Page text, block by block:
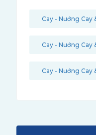
Cay - Nướng Cay
Cay - Nướng Cay
Cay - Nướng Cay